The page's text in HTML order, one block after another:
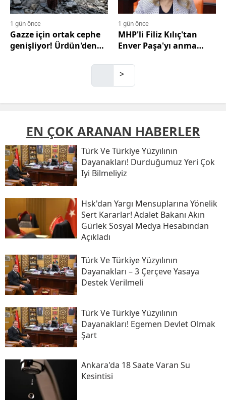
1 gün önce
Gazze için ortak cephe
genişliyor! Ürdün'den
1 gün önce
MHP'li Filiz Kılıç'tan
Enver Paşa'yı anma
>
EN ÇOK ARANAN HABERLER
Türk Ve Türkiye Yüzyılının
Dayanakları! Durduğumuz Yeri Çok
Iyi Bilmeliyiz
Hsk'dan Yargı Mensuplarına Yönelik
Sert Kararlar! Adalet Bakanı Akın
Gürlek Sosyal Medya Hesabından
Açıkladı
Türk Ve Türkiye Yüzyılının
Dayanakları – 3 Çerçeve Yasaya
Destek Verilmeli
Türk Ve Türkiye Yüzyılının
Dayanakları! Egemen Devlet Olmak
Şart
Ankara'da 18 Saate Varan Su
Kesintisi